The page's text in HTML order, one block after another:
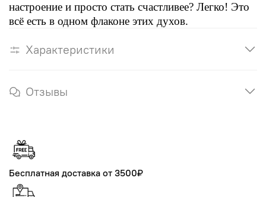
настроение и просто стать счастливее? Легко! Это
всё есть в одном флаконе этих духов.
Характеристики
Отзывы
Бесплатная доставка от 3500₽